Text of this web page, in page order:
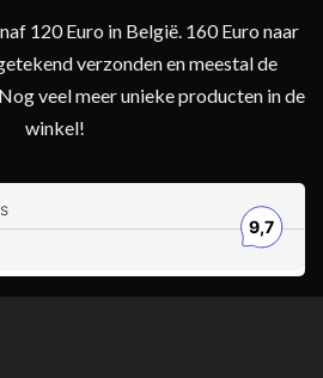
120 Euro in België. 160 Euro naar
verzonden en meestal de
veel meer unieke producten in de
winkel!